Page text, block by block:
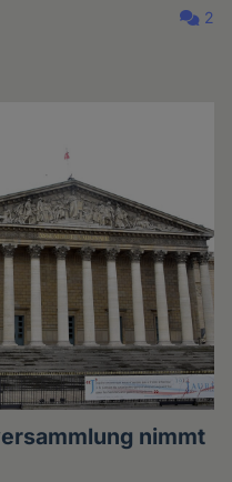
2
nimmt